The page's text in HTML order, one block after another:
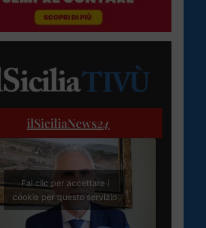
ilSiciliaNews24
Fai clic per accettare i
cookie per questo servizio